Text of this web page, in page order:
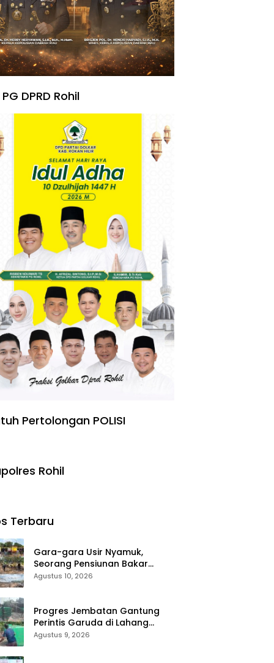
DPRD Rohil
Pertolongan POLISI
Rohil
Terbaru
Gara-gara Usir Nyamuk,
Seorang Pensiunan Bakar
Lahan Dan Hanguskan Kebun
Agustus 10, 2026
Progres Jembatan Gantung
Perintis Garuda di Lahang
Tengah Terus Dipacu
Agustus 9, 2026